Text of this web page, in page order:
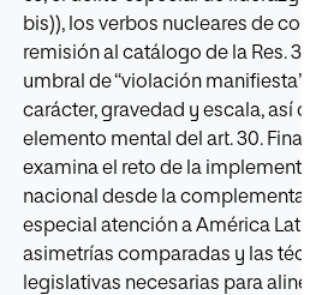
bis)), los verbos nucleares de
remisión al catálogo de la Res.
umbral de “violación manifiesta”
carácter, gravedad y escala, así
elemento mental del art. 30.
examina el reto de la
nacional desde la
especial atención a América
asimetrías comparadas y las
legislativas necesarias para